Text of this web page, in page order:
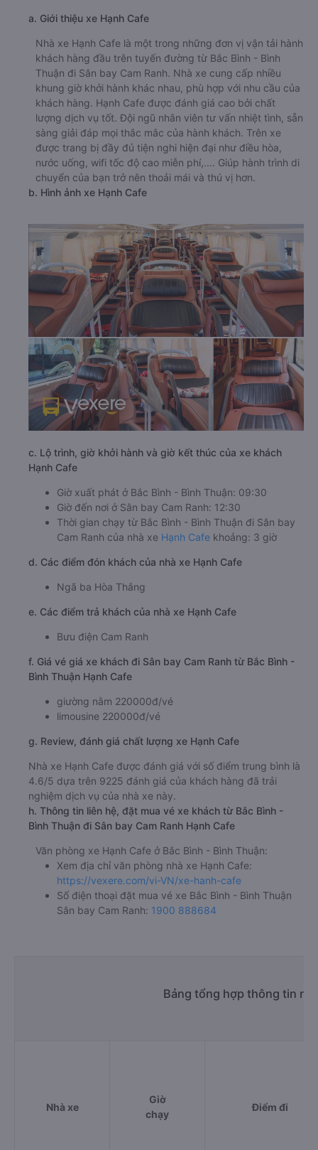
a. Giới thiệu xe Hạnh Cafe
Nhà xe Hạnh Cafe là một trong những đơn vị vận tải hành
khách hàng đầu trên tuyến đường từ Bắc Bình - Bình
Thuận đi Sân bay Cam Ranh. Nhà xe cung cấp nhiều
khung giờ khởi hành khác nhau, phù hợp với nhu cầu của
khách hàng. Hạnh Cafe được đánh giá cao bởi chất
lượng dịch vụ tốt. Đội ngũ nhân viên tư vấn nhiệt tình, sẵn
sàng giải đáp mọi thắc mắc của hành khách. Trên xe
được trang bị đầy đủ tiện nghi hiện đại như điều hòa,
nước uống, wifi tốc độ cao miễn phí,.... Giúp hành trình di
chuyển của bạn trở nên thoải mái và thú vị hơn.
b. Hình ảnh xe Hạnh Cafe
c. Lộ trình, giờ khởi hành và giờ kết thúc của xe khách
Hạnh Cafe
Giờ xuất phát ở Bắc Bình - Bình Thuận: 09:30
Giờ đến nơi ở Sân bay Cam Ranh: 12:30
Thời gian chạy từ Bắc Bình - Bình Thuận đi Sân bay
Cam Ranh của nhà xe Hạnh Cafe khoảng: 3 giờ
d. Các điểm đón khách của nhà xe Hạnh Cafe
Ngã ba Hòa Thắng
e. Các điểm trả khách của nhà xe Hạnh Cafe
Bưu điện Cam Ranh
f. Giá vé giá xe khách đi Sân bay Cam Ranh từ Bắc Bình -
Bình Thuận Hạnh Cafe
giường nằm 220000đ/vé
limousine 220000đ/vé
g. Review, đánh giá chất lượng xe Hạnh Cafe
Nhà xe Hạnh Cafe được đánh giá với số điểm trung bình là
4.6/5 dựa trên 9225 đánh giá của khách hàng đã trải
nghiệm dịch vụ của nhà xe này.
h. Thông tin liên hệ, đặt mua vé xe khách từ Bắc Bình -
Bình Thuận đi Sân bay Cam Ranh Hạnh Cafe
Văn phòng xe Hạnh Cafe ở Bắc Bình - Bình Thuận:
Xem địa chỉ văn phòng nhà xe Hạnh Cafe:
https://vexere.com/vi-VN/xe-hanh-cafe
Số điện thoại đặt mua vé xe Bắc Bình - Bình Thuận
Sân bay Cam Ranh: 1900 888684
Bảng tổng hợp thông tin
Nhà xe
Giờ
chạy
Điểm đi